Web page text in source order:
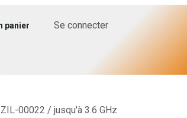
panier Se connecter
00022 / jusqu'à 3.6 GHz